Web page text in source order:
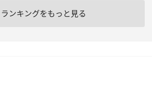
ランキングをもっと見る